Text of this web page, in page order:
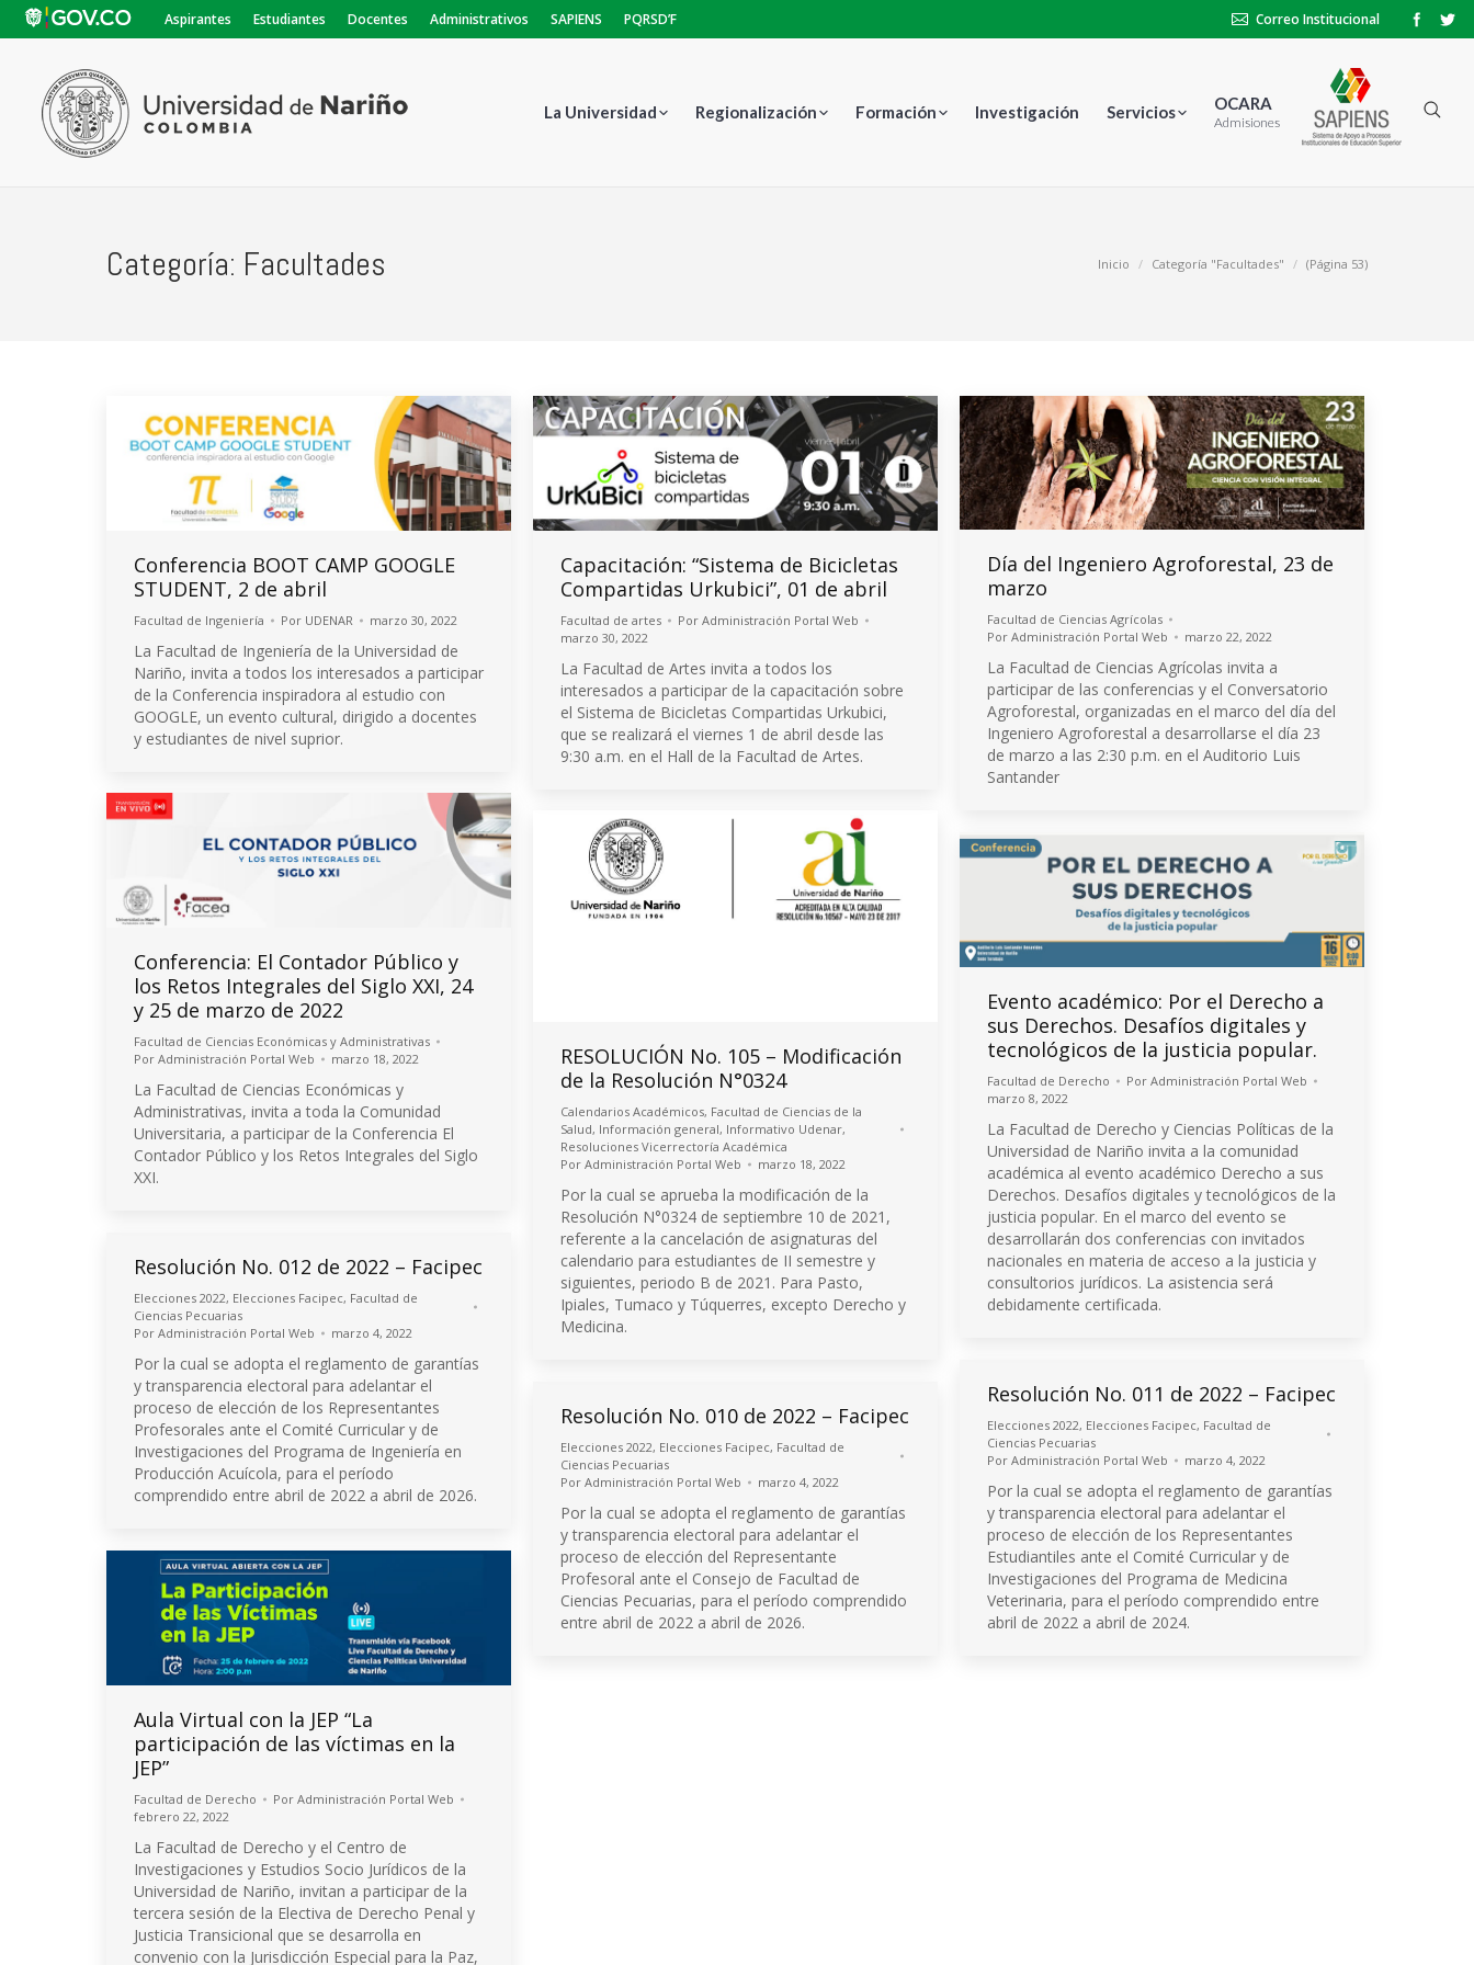
Aspirantes Estudiantes Docentes Administrativos SAPIENS PQRSD’F Correo Institucional
La Universidad Regionalización Formación Investigación Servicios OCARA
Admisiones
Categoría: Facultades Inicio Categoría "Facultades" (Página 53)
Conferencia BOOT CAMP GOOGLE
STUDENT, 2 de abril
Facultad de Ingeniería Por UDENAR marzo 30, 2022
La Facultad de Ingeniería de la Universidad de
Nariño, invita a todos los interesados a participar
de la Conferencia inspiradora al estudio con
GOOGLE, un evento cultural, dirigido a docentes
y estudiantes de nivel suprior.
Capacitación: “Sistema de Bicicletas
Compartidas Urkubici”, 01 de abril
Facultad de artes Por Administración Portal Web
marzo 30, 2022
La Facultad de Artes invita a todos los
interesados a participar de la capacitación sobre
el Sistema de Bicicletas Compartidas Urkubici,
que se realizará el viernes 1 de abril desde las
9:30 a.m. en el Hall de la Facultad de Artes.
Día del Ingeniero Agroforestal, 23 de
marzo
Facultad de Ciencias Agrícolas
Por Administración Portal Web marzo 22, 2022
La Facultad de Ciencias Agrícolas invita a
participar de las conferencias y el Conversatorio
Agroforestal, organizadas en el marco del día del
Ingeniero Agroforestal a desarrollarse el día 23
de marzo a las 2:30 p.m. en el Auditorio Luis
Santander
Conferencia: El Contador Público y
los Retos Integrales del Siglo XXI, 24
y 25 de marzo de 2022
Facultad de Ciencias Económicas y Administrativas
Por Administración Portal Web marzo 18, 2022
La Facultad de Ciencias Económicas y
Administrativas, invita a toda la Comunidad
Universitaria, a participar de la Conferencia El
Contador Público y los Retos Integrales del Siglo
XXI.
RESOLUCIÓN No. 105 – Modificación
de la Resolución N°0324
Calendarios Académicos, Facultad de Ciencias de la
Salud, Información general, Informativo Udenar,
Resoluciones Vicerrectoría Académica
Por Administración Portal Web marzo 18, 2022
Por la cual se aprueba la modificación de la
Resolución N°0324 de septiembre 10 de 2021,
referente a la cancelación de asignaturas del
calendario para estudiantes de II semestre y
siguientes, periodo B de 2021. Para Pasto,
Ipiales, Tumaco y Túquerres, excepto Derecho y
Medicina.
Evento académico: Por el Derecho a
sus Derechos. Desafíos digitales y
tecnológicos de la justicia popular.
Facultad de Derecho Por Administración Portal Web
marzo 8, 2022
La Facultad de Derecho y Ciencias Políticas de la
Universidad de Nariño invita a la comunidad
académica al evento académico Derecho a sus
Derechos. Desafíos digitales y tecnológicos de la
justicia popular. En el marco del evento se
desarrollarán dos conferencias con invitados
nacionales en materia de acceso a la justicia y
consultorios jurídicos. La asistencia será
debidamente certificada.
Resolución No. 012 de 2022 – Facipec
Elecciones 2022, Elecciones Facipec, Facultad de
Ciencias Pecuarias
Por Administración Portal Web marzo 4, 2022
Por la cual se adopta el reglamento de garantías
y transparencia electoral para adelantar el
proceso de elección de los Representantes
Profesorales ante el Comité Curricular y de
Investigaciones del Programa de Ingeniería en
Producción Acuícola, para el período
comprendido entre abril de 2022 a abril de 2026.
Resolución No. 011 de 2022 – Facipec
Elecciones 2022, Elecciones Facipec, Facultad de
Ciencias Pecuarias
Por Administración Portal Web marzo 4, 2022
Por la cual se adopta el reglamento de garantías
y transparencia electoral para adelantar el
proceso de elección de los Representantes
Estudiantiles ante el Comité Curricular y de
Investigaciones del Programa de Medicina
Veterinaria, para el período comprendido entre
abril de 2022 a abril de 2024.
Resolución No. 010 de 2022 – Facipec
Elecciones 2022, Elecciones Facipec, Facultad de
Ciencias Pecuarias
Por Administración Portal Web marzo 4, 2022
Por la cual se adopta el reglamento de garantías
y transparencia electoral para adelantar el
proceso de elección del Representante
Profesoral ante el Consejo de Facultad de
Ciencias Pecuarias, para el período comprendido
entre abril de 2022 a abril de 2026.
Aula Virtual con la JEP “La
participación de las víctimas en la
JEP”
Facultad de Derecho Por Administración Portal Web
febrero 22, 2022
La Facultad de Derecho y el Centro de
Investigaciones y Estudios Socio Jurídicos de la
Universidad de Nariño, invitan a participar de la
tercera sesión de la Electiva de Derecho Penal y
Justicia Transicional que se desarrolla en
convenio con la Jurisdicción Especial para la Paz,